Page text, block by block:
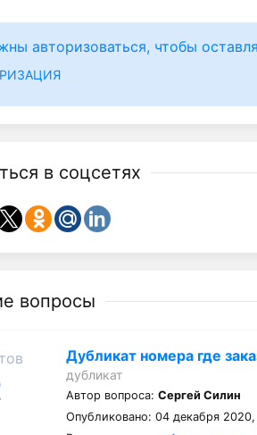
авторизоваться, чтобы
в соцсетях
вопросы
Дубликат номера где
дубликат
Автор вопроса:Сергей Силин
Опубликовано: 04 декабря 2020,